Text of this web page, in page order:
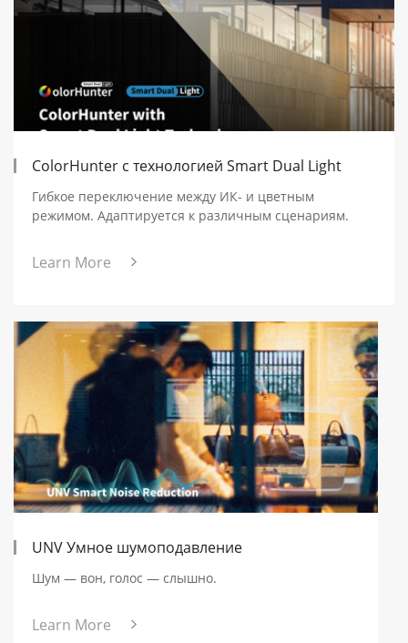
ColorHunter с технологией Smart Dual Light
Гибкое переключение между ИК- и цветным
режимом. Адаптируется к различным сценариям.
Learn More
UNV Умное шумоподавление
Шум — вон, голос — слышно.
Learn More